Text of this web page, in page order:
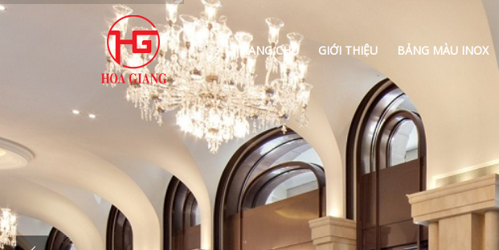
TRANG CHỦ GIỚI THIỆU BẢNG MÀU INOX